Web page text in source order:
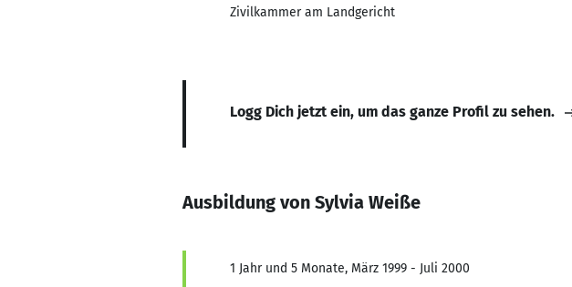
Zivilkammer am Landgericht
Logg Dich jetzt ein, um das ganze Profil zu sehen.
Ausbildung von Sylvia Weiße
1 Jahr und 5 Monate, März 1999 - Juli 2000